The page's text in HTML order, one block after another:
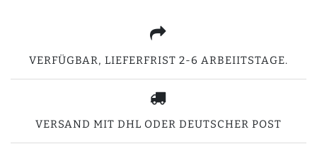
VERFÜGBAR, LIEFERFRIST 2-6 ARBEIITSTAGE.
VERSAND MIT DHL ODER DEUTSCHER POST